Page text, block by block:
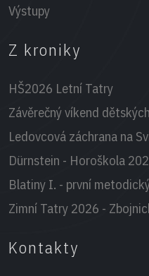
Výstupy
Z kroniky
HŠ2026 Letní Tatry
Závěrečný víkend
Ledovcová záchrana na
Dürnstein - Horoškola
Blatiny I. - první
Zimní Tatry 2026 -
Kontakty